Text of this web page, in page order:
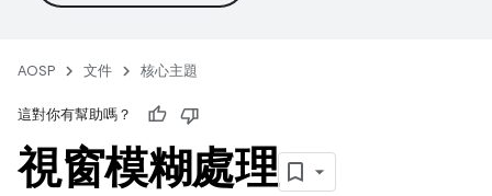
AOSP 文件 核心主題
這對你有幫助嗎？
視窗模糊處理